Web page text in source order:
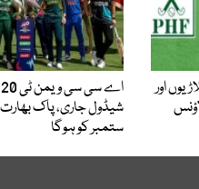
اور
الاؤنس
ستمبر کو ہوگا